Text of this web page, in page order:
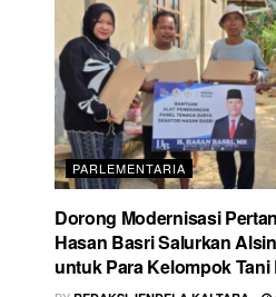
PARLEMENTARIA
Dorong Modernisasi
Hasan Basri Salurkan
untuk Para Kelompok Tani